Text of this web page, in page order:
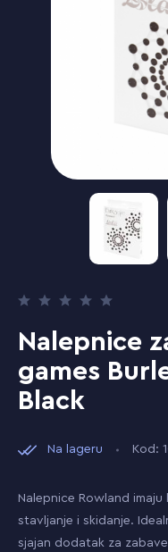
Nalepnice
games
Black
Na lageru Kod:
Nalepnice Rowland
stavljanje i skidanje.
sjajan dodatak za